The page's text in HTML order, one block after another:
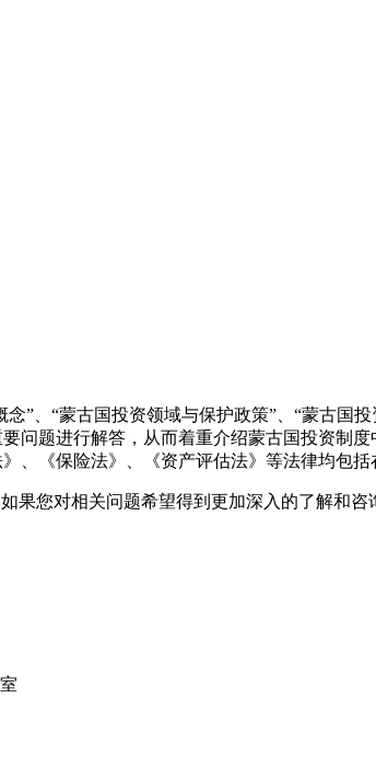
”、“蒙古国投资领域与保护政策”、“蒙古国
问题进行解答，从而着重介绍蒙古国投资制
、《保险法》、《资产评估法》等法律均包括
您对相关问题希望得到更加深入的了解和